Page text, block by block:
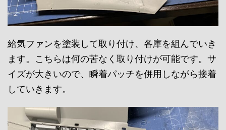
給気ファンを塗装して取り付け、各庫を組んでいき
ます。こちらは何の苦なく取り付けが可能です。サ
イズが大きいので、瞬着パッチを併用しながら接着
していきます。